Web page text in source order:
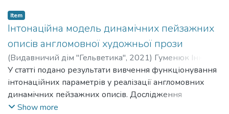
Item
Інтонаційна модель динамічних пейзажних
описів англомовної художньої прози
(Видавничий дім "Гельветика", 2021) Гуменюк Інна
Леонідівна;Humeniuk Inna Leonidivna
У статті подано результати вивчення функціонування
інтонаційних параметрів у реалізації англомовних
динамічних пейзажних описів. Дослідження
інтонаційних параметрів, що забезпечують
Show more